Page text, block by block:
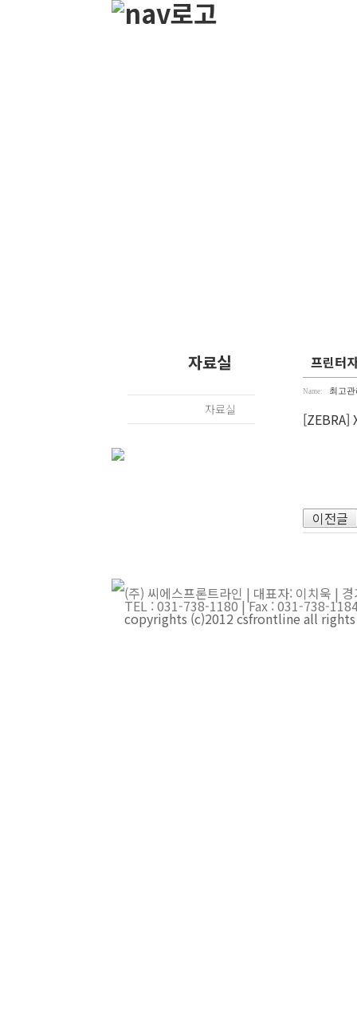
자료실
자료실
프린터
Name: 최고
[ZEBRA]
이전글
(주) 씨에스프론트라인 | 대표자: 이치욱 |
TEL : 031-738-1180 | Fax : 031-738-
copyrights (c)2012 csfrontline all